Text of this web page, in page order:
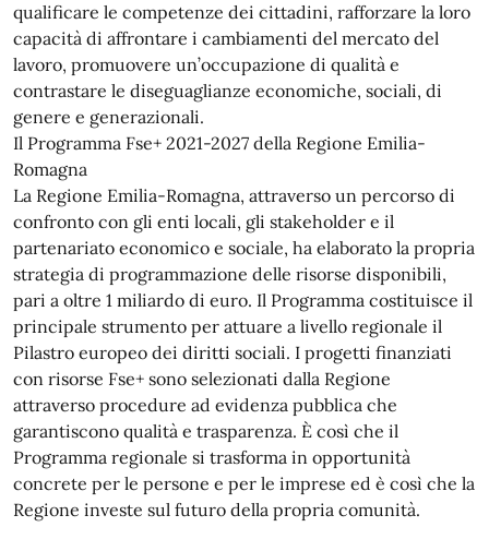
qualificare le competenze dei cittadini, rafforzare la loro
capacità di affrontare i cambiamenti del mercato del
lavoro, promuovere un’occupazione di qualità e
contrastare le diseguaglianze economiche, sociali, di
genere e generazionali.
Il Programma Fse+ 2021-2027 della Regione Emilia-
Romagna
La Regione Emilia-Romagna, attraverso un percorso di
confronto con gli enti locali, gli stakeholder e il
partenariato economico e sociale, ha elaborato la propria
strategia di programmazione delle risorse disponibili,
pari a oltre 1 miliardo di euro. Il Programma costituisce il
principale strumento per attuare a livello regionale il
Pilastro europeo dei diritti sociali. I progetti finanziati
con risorse Fse+ sono selezionati dalla Regione
attraverso procedure ad evidenza pubblica che
garantiscono qualità e trasparenza. È così che il
Programma regionale si trasforma in opportunità
concrete per le persone e per le imprese ed è così che la
Regione investe sul futuro della propria comunità.